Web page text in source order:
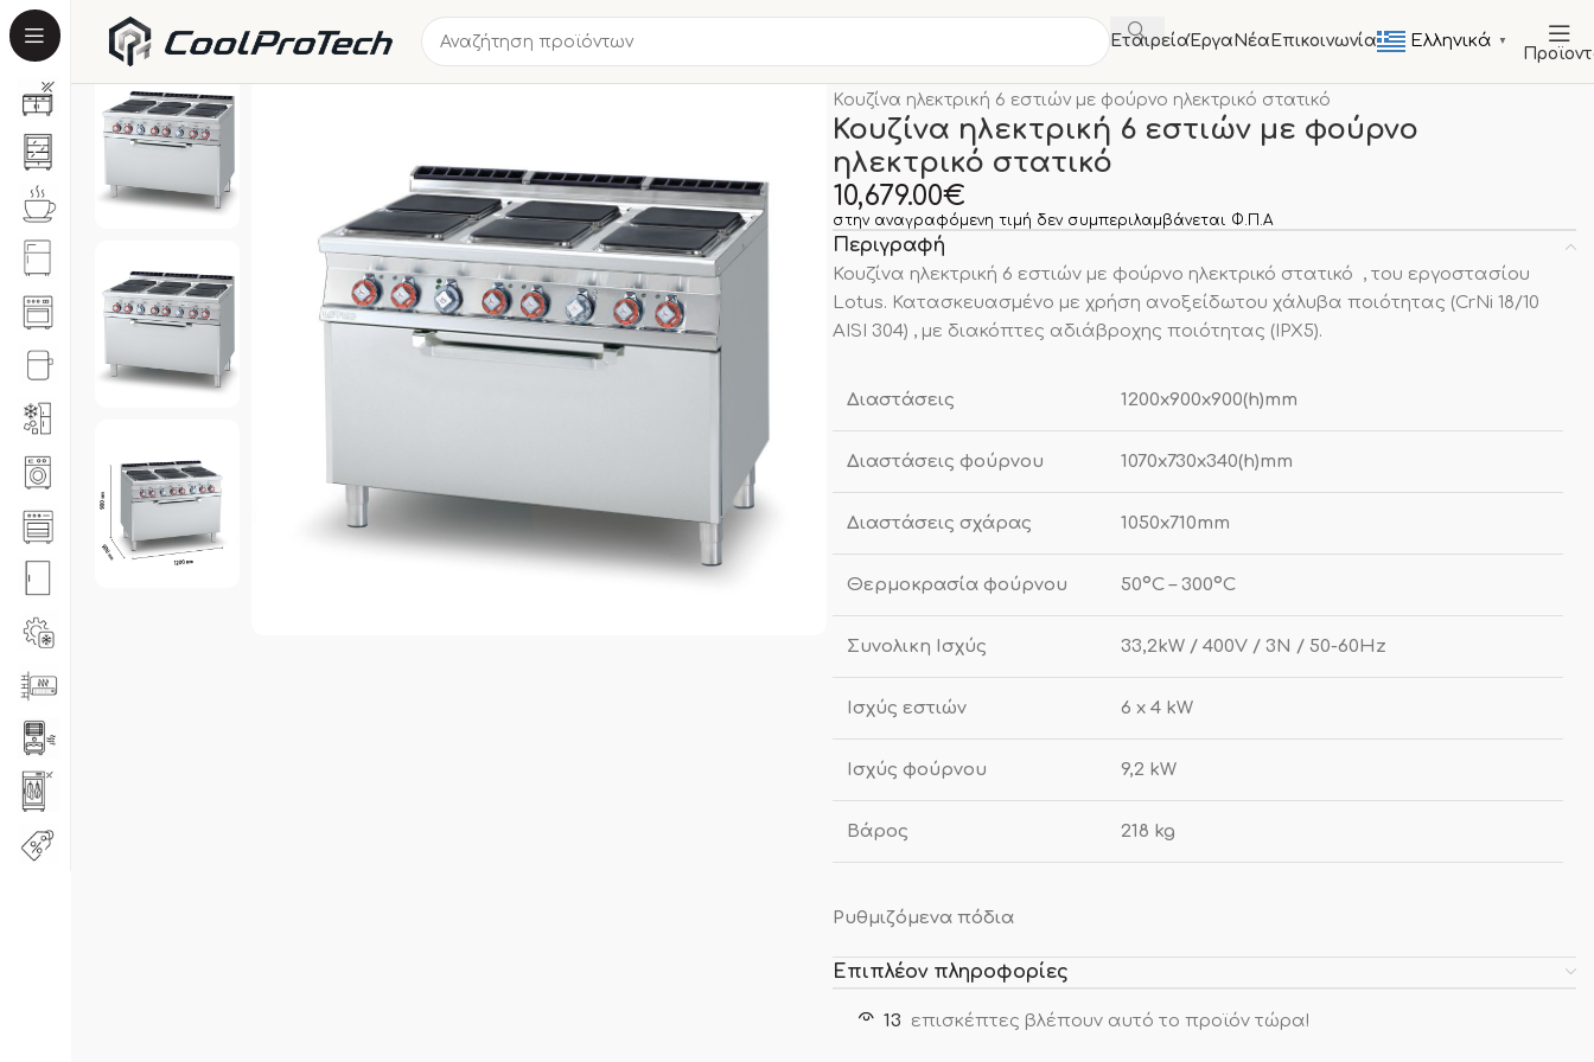
Εταιρεία Έργα Νέα Επικοινωνία Ελληνικά ▼
Κουζίνα ηλεκτρική 6 εστιών με φούρνο ηλεκτρικό στατικό
Κουζίνα ηλεκτρική 6 εστιών με φούρνο
ηλεκτρικό στατικό
10,679.00€
στην αναγραφόμενη τιμή δεν συμπεριλαμβάνεται Φ.Π.Α
Περιγραφή
Κουζίνα ηλεκτρική 6 εστιών με φούρνο ηλεκτρικό στατικό , του εργοστασίου
Lotus. Κατασκευασμένο με χρήση ανοξείδωτου χάλυβα ποιότητας (CrNi 18/10
AISI 304) , με διακόπτες αδιάβροχης ποιότητας (IPX5).
Διαστάσεις 1200x900x900(h)mm
Διαστάσεις φούρνου 1070x730x340(h)mm
Διαστάσεις σχάρας 1050x710mm
Θερμοκρασία φούρνου 50ºC – 300ºC
Συνολικη Ισχύς 33,2kW / 400V / 3N / 50-60Hz
Ισχύς εστιών 6 x 4 kW
Ισχύς φούρνου 9,2 kW
Βάρος 218 kg
Ρυθμιζόμενα πόδια
Επιπλέον πληροφορίες
13 επισκέπτες βλέπουν αυτό το προϊόν τώρα!